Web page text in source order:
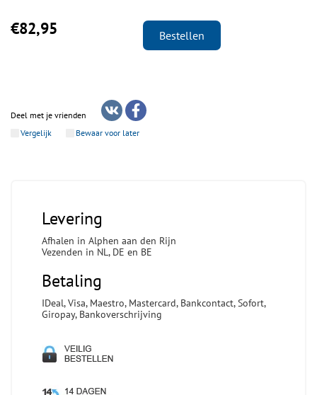
€82,95 Bestellen
Deel met je vrienden
Vergelijk
Bewaar voor later
Levering
Afhalen in Alphen aan den Rijn
Vezenden in NL, DE en BE
Betaling
IDeal, Visa, Maestro, Mastercard, Bankcontact, Sofort,
Giropay, Bankoverschrijving